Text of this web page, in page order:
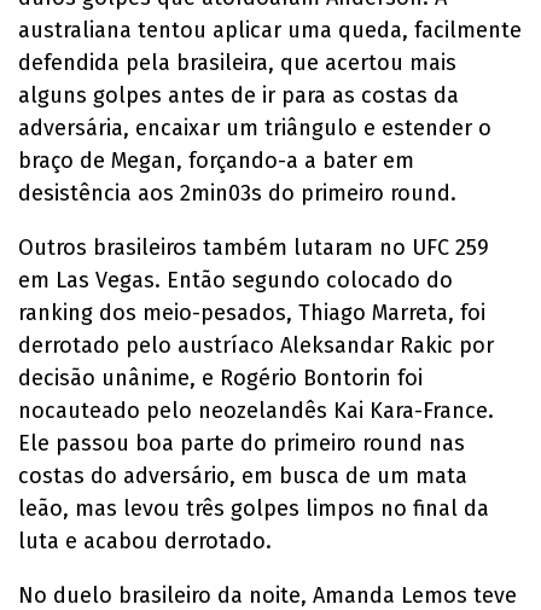
australiana tentou aplicar uma queda, facilmente
defendida pela brasileira, que acertou mais
alguns golpes antes de ir para as costas da
adversária, encaixar um triângulo e estender o
braço de Megan, forçando-a a bater em
desistência aos 2min03s do primeiro round.
Outros brasileiros também lutaram no UFC 259
em Las Vegas. Então segundo colocado do
ranking dos meio-pesados, Thiago Marreta, foi
derrotado pelo austríaco Aleksandar Rakic por
decisão unânime, e Rogério Bontorin foi
nocauteado pelo neozelandês Kai Kara-France.
Ele passou boa parte do primeiro round nas
costas do adversário, em busca de um mata
leão, mas levou três golpes limpos no final da
luta e acabou derrotado.
No duelo brasileiro da noite, Amanda Lemos teve